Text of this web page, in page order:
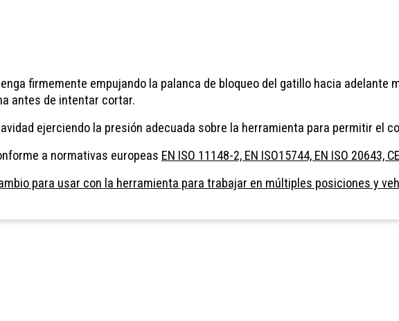
firmemente empujando la palanca de bloqueo del gatillo hacia adelante
antes de intentar cortar.
ejerciendo la presión adecuada sobre la herramienta para permitir el
a normativas europeas EN ISO 11148-2, EN ISO15744, EN ISO 20643, CE
para usar con la herramienta para trabajar en múltiples posiciones y